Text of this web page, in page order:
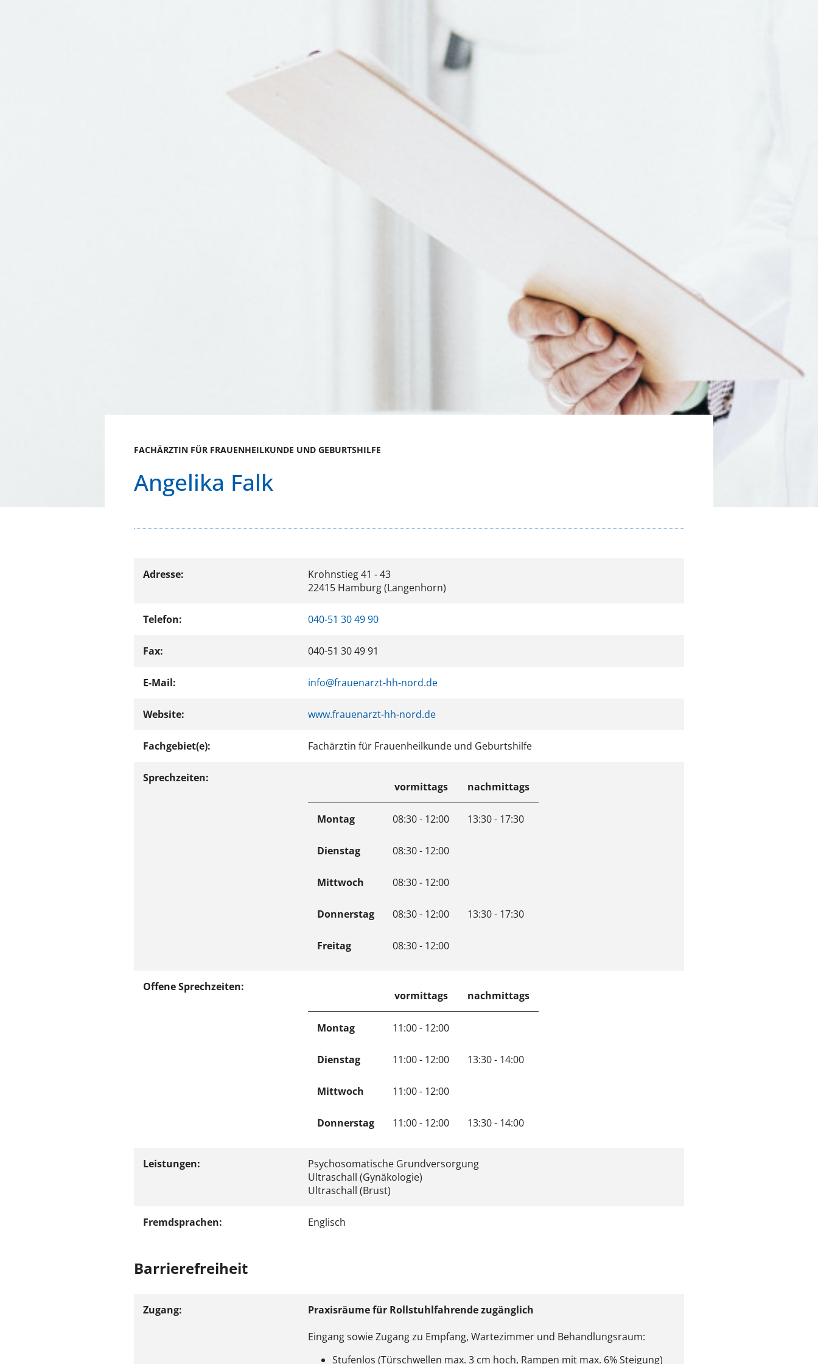
FACHÄRZTIN FÜR FRAUENHEILKUNDE UND GEBURTSHILFE
Angelika Falk
Adresse:
Krohnstieg 41 - 43
22415 Hamburg (Langenhorn)
Telefon: 040-51 30 49 90
Fax: 040-51 30 49 91
E-Mail: info@frauenarzt-hh-nord.de
Website: www.frauenarzt-hh-nord.de
Fachgebiet(e): Fachärztin für Frauenheilkunde und Geburtshilfe
Sprechzeiten:
vormittags nachmittags
Montag 08:30 - 12:00 13:30 - 17:30
Dienstag 08:30 - 12:00
Mittwoch 08:30 - 12:00
Donnerstag 08:30 - 12:00 13:30 - 17:30
Freitag 08:30 - 12:00
Offene Sprechzeiten:
vormittags nachmittags
Montag 11:00 - 12:00
Dienstag 11:00 - 12:00 13:30 - 14:00
Mittwoch 11:00 - 12:00
Donnerstag 11:00 - 12:00 13:30 - 14:00
Leistungen:
Psychosomatische Grundversorgung
Ultraschall (Gynäkologie)
Ultraschall (Brust)
Fremdsprachen: Englisch
Barrierefreiheit
Zugang:
Praxisräume für Rollstuhlfahrende zugänglich
Eingang sowie Zugang zu Empfang, Wartezimmer und Behandlungsraum:
Stufenlos (Türschwellen max. 3 cm hoch, Rampen mit max. 6% Steigung)